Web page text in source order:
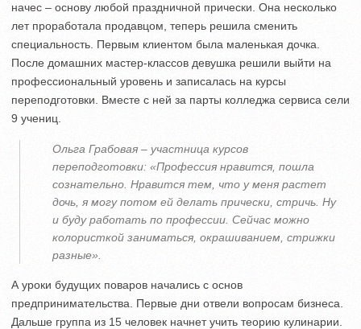
начес – основу любой праздничной прически. Она несколько
лет проработала продавцом, теперь решила сменить
специальность. Первым клиентом была маленькая дочка.
После домашних мастер-классов девушка решили выйти на
профессиональный уровень и записалась на курсы
переподготовки. Вместе с ней за парты колледжа сервиса сели
9 учениц.
Ольга Грабовая – участница курсов
переподготовки: «Профессия нравится, пошла
сознательно. Нравится тем, что у меня растет
дочь, я могу потом ей делать прически, стричь. Ну
и буду работать по профессии. Сейчас можно
колористкой заниматься, окрашиванием, стрижки
разные».
А уроки будущих поваров начались с основ
предпринимательства. Первые дни отвели вопросам бизнеса.
Дальше группа из 15 человек начнет учить теорию кулинарии.